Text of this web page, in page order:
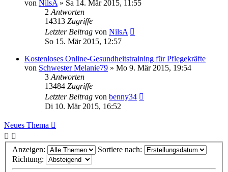
von NilsA » Sa 14. Mär 2015, 11:55
2 Antworten
14313 Zugriffe
Letzter Beitrag von NilsA
So 15. Mär 2015, 12:57
Kostenloses Online-Gesundheitstraining für Pflegekräfte
von Schwester Melanie79 » Mo 9. Mär 2015, 19:54
3 Antworten
13484 Zugriffe
Letzter Beitrag von benny34
Di 10. Mär 2015, 16:52
Neues Thema
Anzeigen:
Sortiere nach:
Richtung: